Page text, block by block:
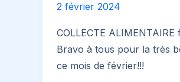
2 février 2024
COLLECTE
Bravo à tous pour la très
ce mois de février!!!